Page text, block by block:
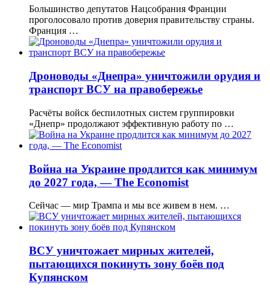
Большинство депутатов Нацсобрания Франции
проголосовало против доверия правительству страны.
Франция …
Дроноводы «Днепра» уничтожили орудия и
транспорт ВСУ на правобережье
Расчёты войск беспилотных систем группировки
«Днепр» продолжают эффективную работу по …
Война на Украине продлится как минимум
до 2027 года, — The Economist
Сейчас — мир Трампа и мы все живем в нем. …
ВСУ уничтожает мирных жителей,
пытающихся покинуть зону боёв под
Купянском